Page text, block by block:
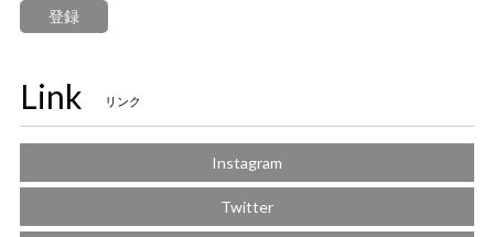
登録
Link リンク
Instagram
Twitter